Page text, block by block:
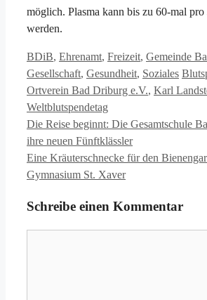
möglich. Plasma kann bis zu 60-mal pro
werden.
Kategorien
BDiB, Ehrenamt, Freizeit, Gemeinde
Gesellschaft, Gesundheit, Soziales
Ortverein Bad Driburg e.V., Karl
Weltblutspendetag
Die Reise beginnt: Die Gesamtschule
ihre neuen Fünftklässler
Eine Kräuterschnecke für den
Gymnasium St. Xaver
Schreibe einen Kommentar